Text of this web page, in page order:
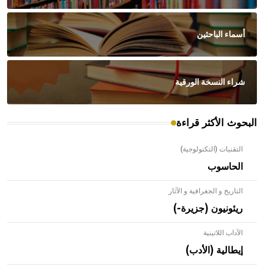
أسماء الباحثين
شراء النسخة الورقية
البحوث الأكثر قراءة
التقنيات (التكنولوجية)
الحاسوب
التاريخ و الجغرافية و الآثار
ريئونيون (جزيرة-)
الآداب اللاتينية
إيطالية (الأدب)